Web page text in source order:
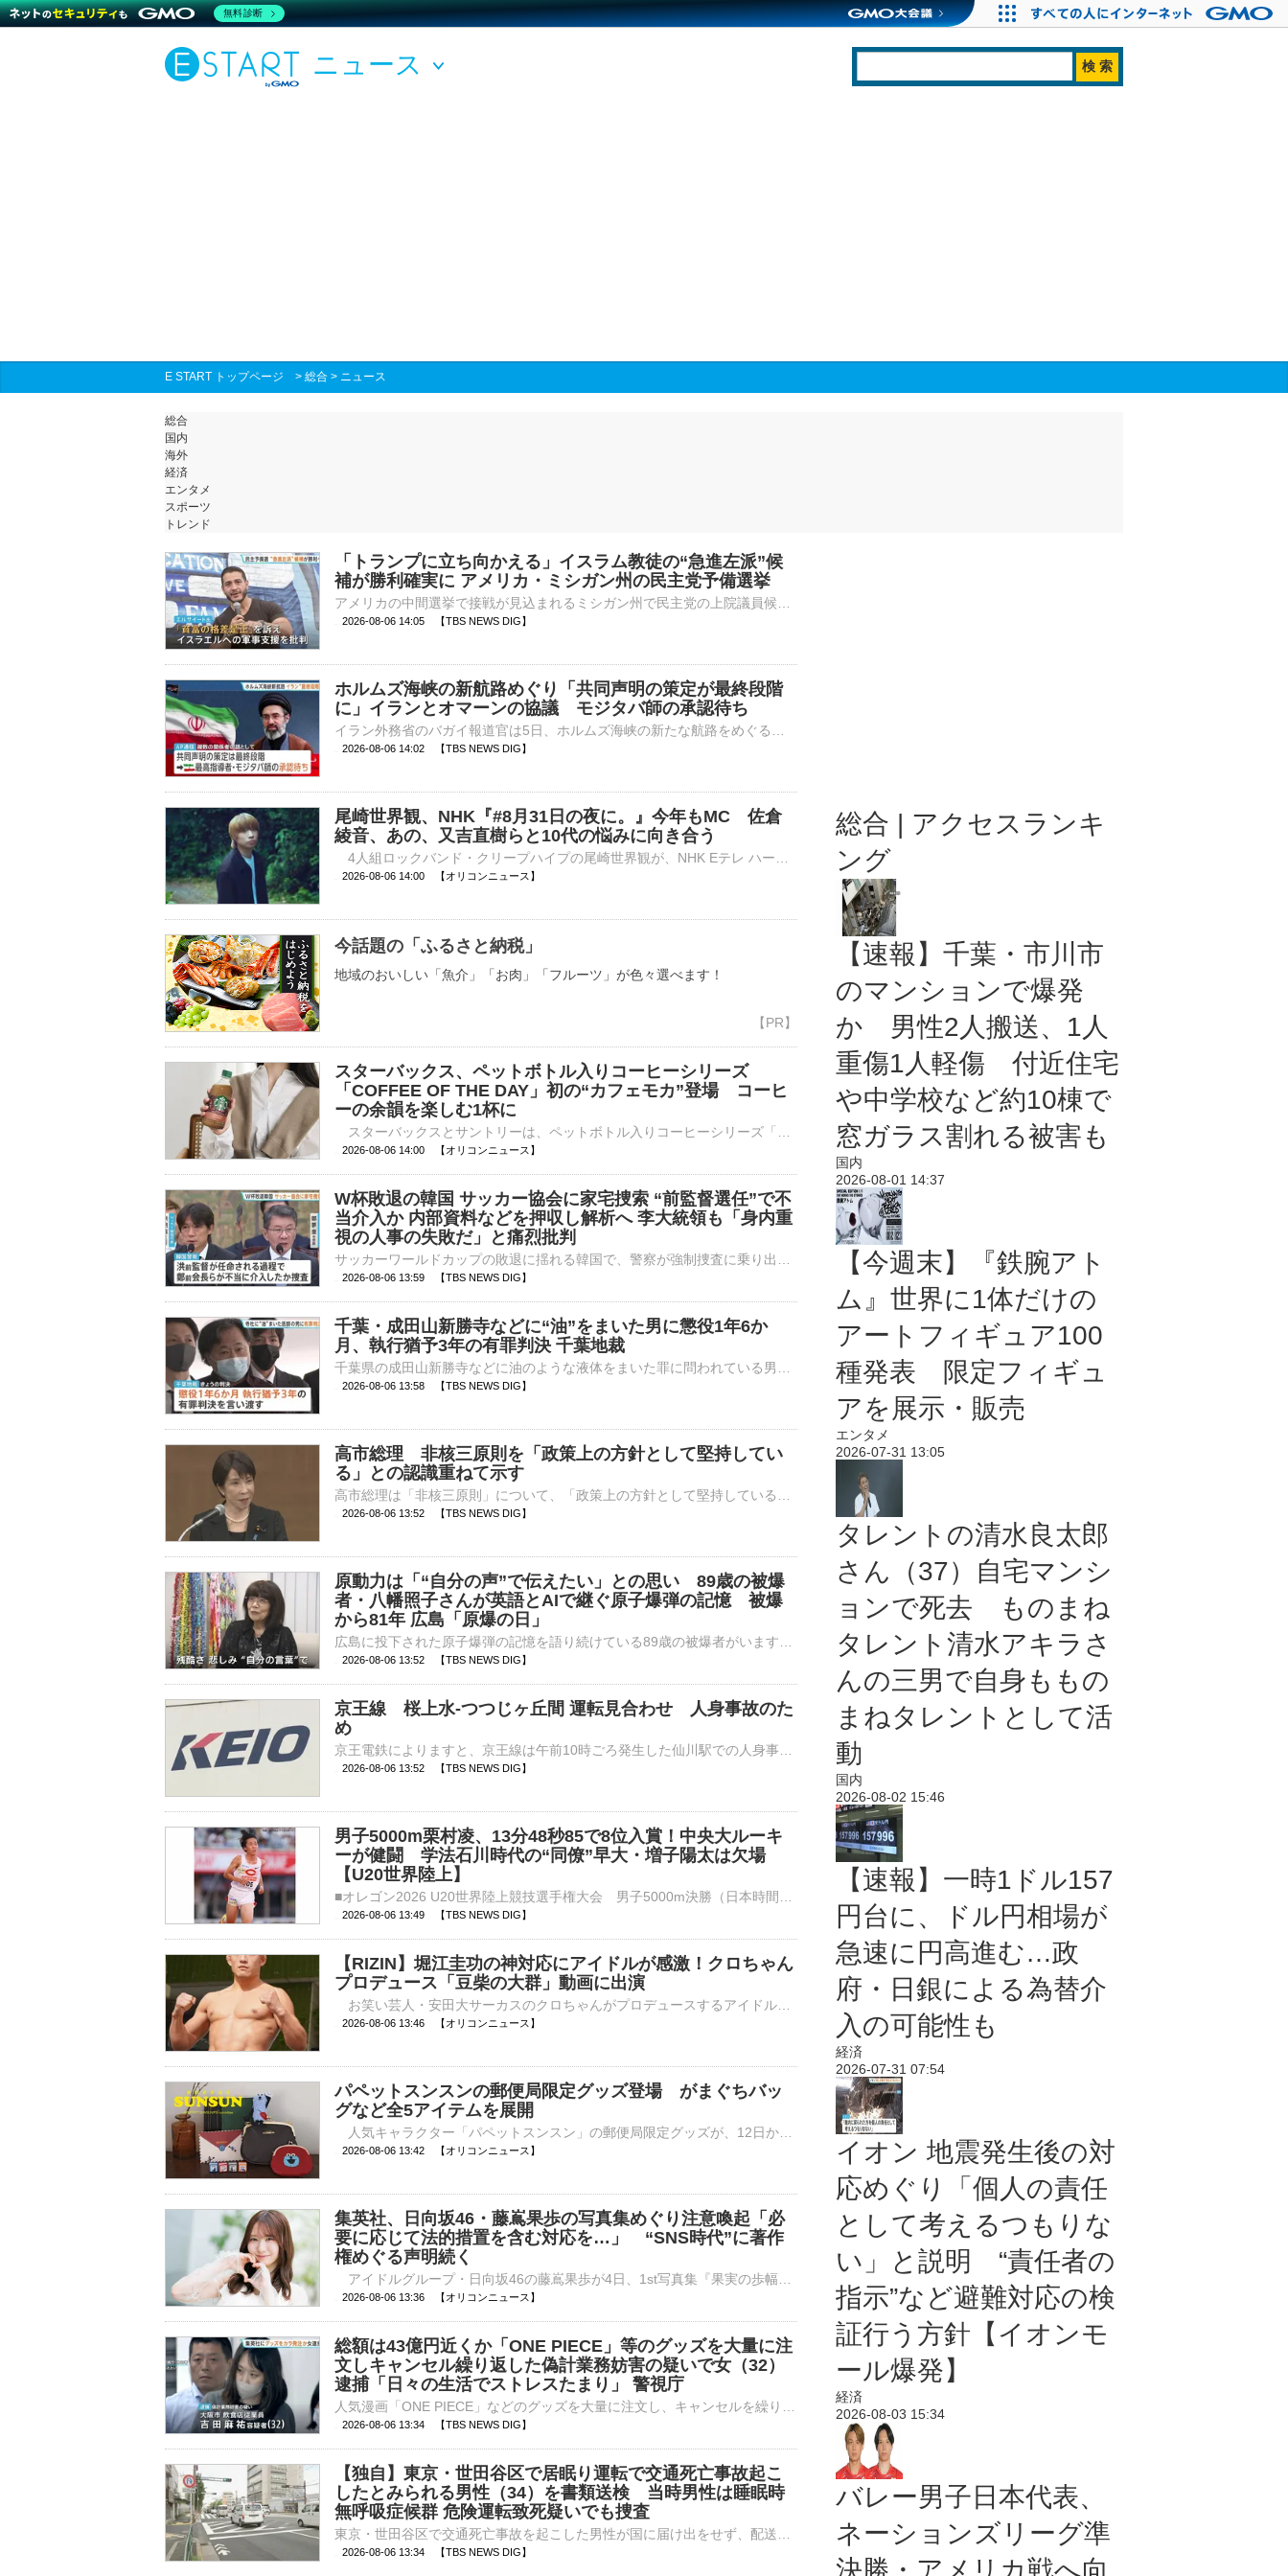
ニュース
E START トップページ > 総合 > ニュース
総合
国内
海外
経済
エンタメ
スポーツ
トレンド
「トランプに立ち向かえる」イスラム教徒の“急進左派”候
補が勝利確実に アメリカ・ミシガン州の民主党予備選挙
2026-08-06 14:05 【TBS NEWS DIG】
ホルムズ海峡の新航路めぐり「共同声明の策定が最終段階
に」イランとオマーンの協議 モジタバ師の承認待ち
2026-08-06 14:02 【TBS NEWS DIG】
尾崎世界観、NHK『#8月31日の夜に。』今年もMC 佐倉
綾音、あの、又吉直樹らと10代の悩みに向き合う
2026-08-06 14:00 【オリコンニュース】
今話題の「ふるさと納税」
地域のおいしい「魚介」「お肉」「フルーツ」が色々選べます！
スターバックス、ペットボトル入りコーヒーシリーズ
「COFFEE OF THE DAY」初の“カフェモカ”登場 コーヒ
ーの余韻を楽しむ1杯に
2026-08-06 14:00 【オリコンニュース】
W杯敗退の韓国 サッカー協会に家宅捜索 “前監督選任”で不
当介入か 内部資料などを押収し解析へ 李大統領も「身内重
視の人事の失敗だ」と痛烈批判
2026-08-06 13:59 【TBS NEWS DIG】
千葉・成田山新勝寺などに“油”をまいた男に懲役1年6か
月、執行猶予3年の有罪判決 千葉地裁
2026-08-06 13:58 【TBS NEWS DIG】
高市総理 非核三原則を「政策上の方針として堅持してい
る」との認識重ねて示す
2026-08-06 13:52 【TBS NEWS DIG】
原動力は「“自分の声”で伝えたい」との思い 89歳の被爆
者・八幡照子さんが英語とAIで継ぐ原子爆弾の記憶 被爆
から81年 広島「原爆の日」
2026-08-06 13:52 【TBS NEWS DIG】
京王線 桜上水-つつじヶ丘間 運転見合わせ 人身事故のた
め
2026-08-06 13:52 【TBS NEWS DIG】
男子5000m栗村凌、13分48秒85で8位入賞！中央大ルーキ
ーが健闘 学法石川時代の“同僚”早大・増子陽太は欠場
【U20世界陸上】
2026-08-06 13:49 【TBS NEWS DIG】
【RIZIN】堀江圭功の神対応にアイドルが感激！クロちゃん
プロデュース「豆柴の大群」動画に出演
2026-08-06 13:46 【オリコンニュース】
パペットスンスンの郵便局限定グッズ登場 がまぐちバッ
グなど全5アイテムを展開
2026-08-06 13:42 【オリコンニュース】
集英社、日向坂46・藤嶌果歩の写真集めぐり注意喚起「必
要に応じて法的措置を含む対応を…」 “SNS時代”に著作
権めぐる声明続く
2026-08-06 13:36 【オリコンニュース】
総額は43億円近くか「ONE PIECE」等のグッズを大量に注
文しキャンセル繰り返した偽計業務妨害の疑いで女（32）
逮捕「日々の生活でストレスたまり」 警視庁
2026-08-06 13:34 【TBS NEWS DIG】
【独自】東京・世田谷区で居眠り運転で交通死亡事故起こ
したとみられる男性（34）を書類送検 当時男性は睡眠時
無呼吸症候群 危険運転致死疑いでも捜査
2026-08-06 13:34 【TBS NEWS DIG】
総合 | アクセスランキ
ング
【速報】千葉・市川市
のマンションで爆発
か 男性2人搬送、1人
重傷1人軽傷 付近住宅
や中学校など約10棟で
窓ガラス割れる被害も
国内
2026-08-01 14:37
【今週末】『鉄腕アト
ム』世界に1体だけの
アートフィギュア100
種発表 限定フィギュ
アを展示・販売
エンタメ
2026-07-31 13:05
タレントの清水良太郎
さん（37）自宅マンシ
ョンで死去 ものまね
タレント清水アキラさ
んの三男で自身ももの
まねタレントとして活
動
国内
2026-08-02 15:46
【速報】一時1ドル157
円台に、ドル円相場が
急速に円高進む…政
府・日銀による為替介
入の可能性も
経済
2026-07-31 07:54
イオン 地震発生後の対
応めぐり「個人の責任
として考えるつもりな
い」と説明 “責任者の
指示”など避難対応の検
証行う方針【イオンモ
ール爆発】
経済
2026-08-03 15:34
バレー男子日本代表、
ネーションズリーグ準
決勝・アメリカ戦へ向
無料診断